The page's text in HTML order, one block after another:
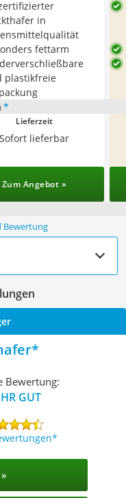
in
fettarm
plastikfreie
*
Lieferzeit
Sofort lieferbar
Zum Angebot »
Bewertung:
GUT